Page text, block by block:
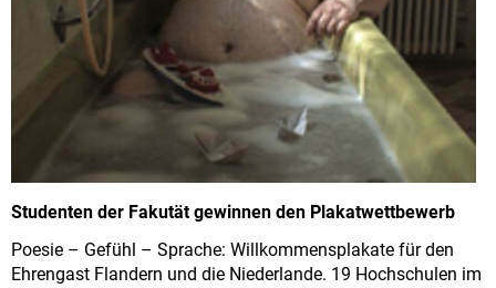
Studenten der Fakutät gewinnen den Plakatwettbewerb
Poesie – Gefühl – Sprache: Willkommensplakate für den
Ehrengast Flandern und die Niederlande. 19 Hochschulen im